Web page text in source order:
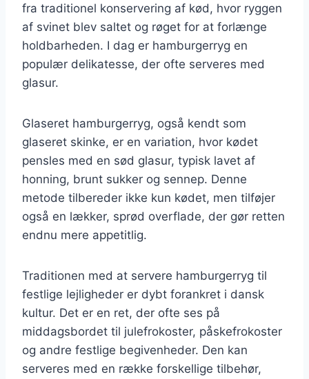
fra traditionel konservering af kød, hvor ryggen
af svinet blev saltet og røget for at forlænge
holdbarheden. I dag er hamburgerryg en
populær delikatesse, der ofte serveres med
glasur.
Glaseret hamburgerryg, også kendt som
glaseret skinke, er en variation, hvor kødet
pensles med en sød glasur, typisk lavet af
honning, brunt sukker og sennep. Denne
metode tilbereder ikke kun kødet, men tilføjer
også en lækker, sprød overflade, der gør retten
endnu mere appetitlig.
Traditionen med at servere hamburgerryg til
festlige lejligheder er dybt forankret i dansk
kultur. Det er en ret, der ofte ses på
middagsbordet til julefrokoster, påskefrokoster
og andre festlige begivenheder. Den kan
serveres med en række forskellige tilbehør,